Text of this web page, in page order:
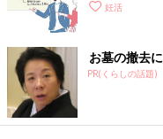
妊活
お墓の撤去
PR(くらしの話題)